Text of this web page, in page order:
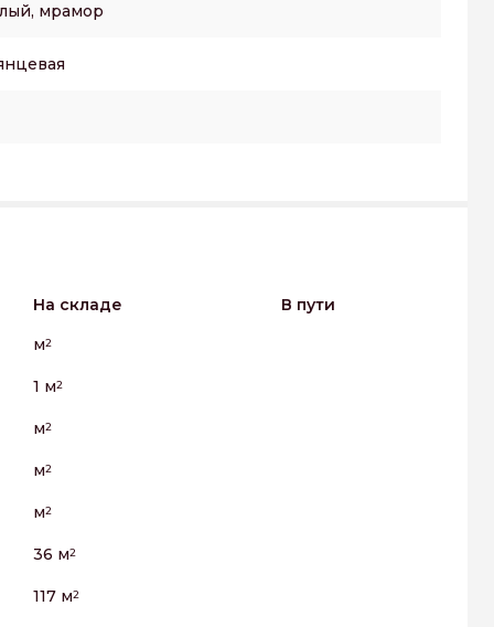
мрамор
На складе
В пути
м2
1 м2
м2
м2
м2
36 м2
117 м2